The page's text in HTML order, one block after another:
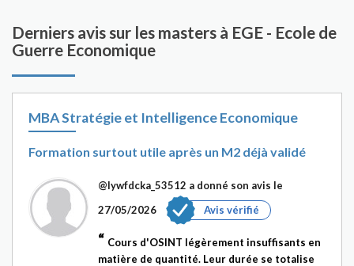
Derniers avis sur les masters à EGE - Ecole de
Guerre Economique
MBA Stratégie et Intelligence Economique
Formation surtout utile après un M2 déjà validé
@Iywfdcka_53512 a donné son avis le
27/05/2026
Avis vérifié
Cours d'OSINT légèrement insuffisants en
matière de quantité. Leur durée se totalise